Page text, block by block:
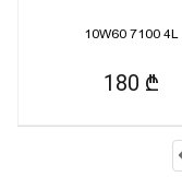
10W60 7100 4L
180 ₾